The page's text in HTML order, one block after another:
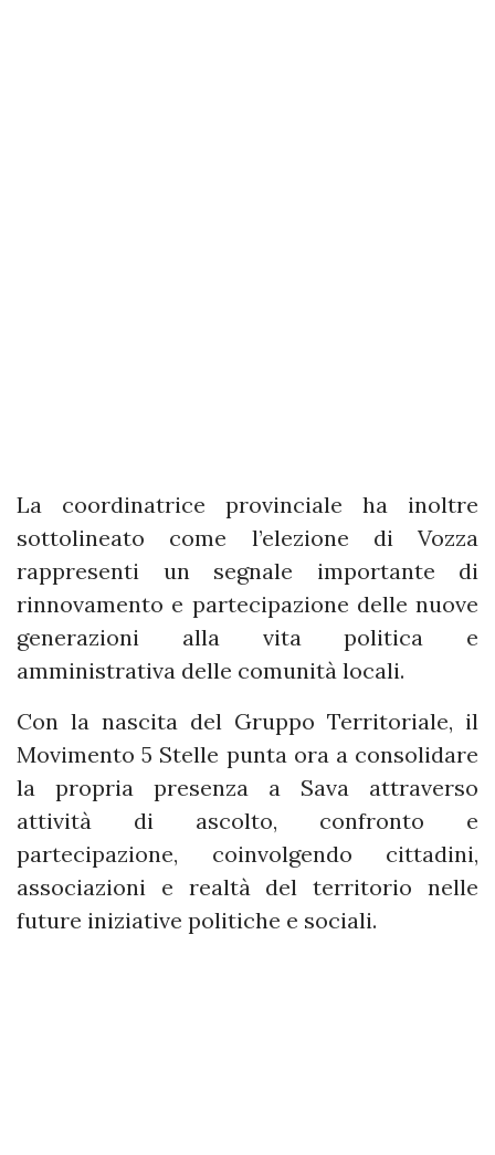
La coordinatrice provinciale ha inoltre
sottolineato come l’elezione di Vozza
rappresenti un segnale importante di
rinnovamento e partecipazione delle nuove
generazioni alla vita politica e
amministrativa delle comunità locali.
Con la nascita del Gruppo Territoriale, il
Movimento 5 Stelle punta ora a consolidare
la propria presenza a Sava attraverso
attività di ascolto, confronto e
partecipazione, coinvolgendo cittadini,
associazioni e realtà del territorio nelle
future iniziative politiche e sociali.